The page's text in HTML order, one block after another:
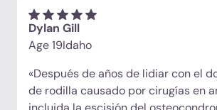
intentarlo, lo tenemos». Esa
cuidado. Estoy muy agradecido y
encarecidamente a este equipo
Dylan Gill
Age 19Idaho
«Después de años de lidiar con el
de rodilla causado por cirugías en